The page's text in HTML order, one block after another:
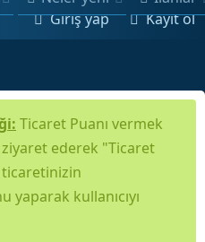
Giriş yap Kayıt ol
Ticaret Puanı vermek
ederek "Ticaret
ticaretinizin
kullanıcıyı